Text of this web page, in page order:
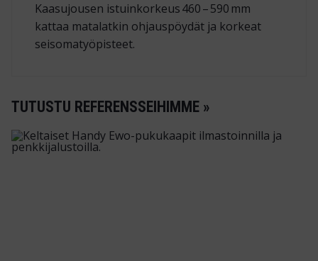
Kaasujousen istuinkorkeus 460 – 590 mm
kattaa matalatkin ohjauspöydät ja korkeat
seisomatyöpisteet.
TUTUSTU REFERENSSEIHIMME »